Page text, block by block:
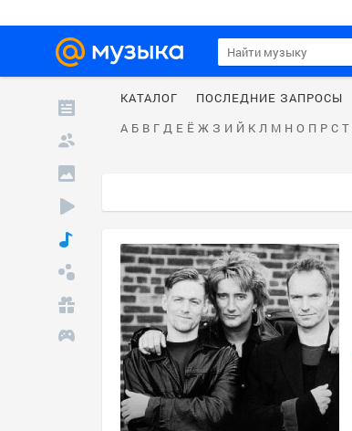
КАТАЛОГ
ПОСЛЕДНИЕ ЗАПРОСЫ
А Б В Г Д Е Ё Ж З И Й К Л М Н О П Р С Т